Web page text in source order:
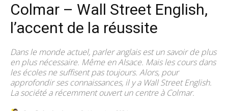
Colmar – Wall Street English,
l’accent de la réussite
Dans le monde actuel, parler anglais est un savoir de plus
en plus nécessaire. Même en Alsace. Mais les cours dans
les écoles ne suffisent pas toujours. Alors, pour
approfondir ses connaissances, il y a Wall Street English.
La société a récemment ouvert un centre à Colmar.